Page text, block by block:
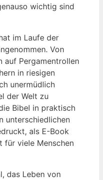
wichtig​ sind
im⁢ Laufe der
Von
auf Pergamentrollen
in ‌riesigen
unermüdlich
⁤der Welt ⁤zu
Bibel in praktisch
unterschiedlichen
‍als E-Book
für⁤ viele Menschen
das Leben ‍von